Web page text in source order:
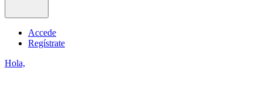
Accede
Regístrate
Hola,